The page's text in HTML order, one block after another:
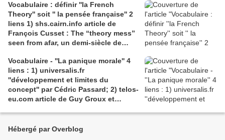
Julian Roche
Vocabulaire : définir ''la French
Theory'' soit '' la pensée française'' 2
liens 1) shs.cairn.info article de
François Cusset : The “theory mess”
seen from afar, un demi-siècle de
tracts.gallimard.fr ''La haine de
l'émancipation...'', François Cusset
Vocabulaire - ''La panique morale'' 4
liens : 1) universalis.fr
''développement et limites du
concept'' par Cédric Passard; 2) telos-
eu.com article de Guy Groux et
pour le compte rendu d'Arnaud
Hébergé par Overblog